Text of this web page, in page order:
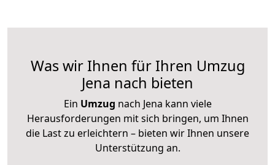
Was wir Ihnen für Ihren Umzug
Jena nach bieten
Ein Umzug nach Jena kann viele
Herausforderungen mit sich bringen, um Ihnen
die Last zu erleichtern – bieten wir Ihnen unsere
Unterstützung an.